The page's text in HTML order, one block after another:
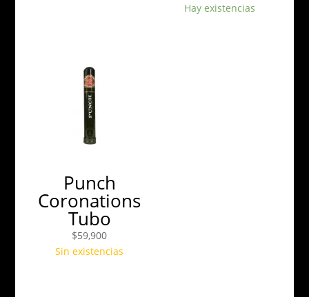
Hay existencias
Punch
Coronations
Tubo
$59,900
Sin existencias